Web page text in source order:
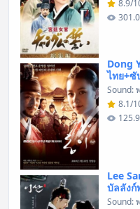
8.9/
Dong
ไทย+ซั
Sound:
8.1/
Lee
บัลลังก์
Sound: